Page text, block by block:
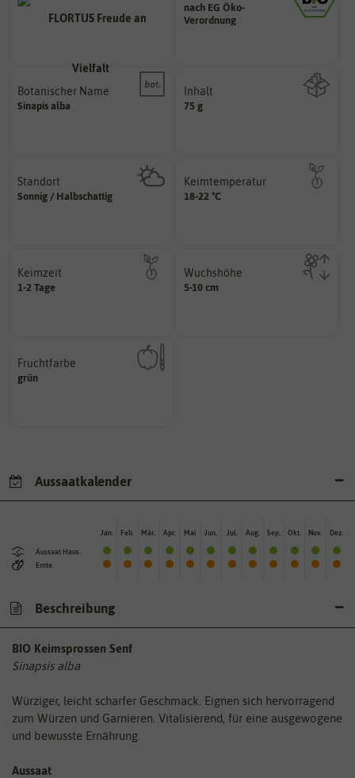
nach EG Öko-
Verordnung
den Richtlinien der biologischen
Landwirtschaft arbeiten.
Inhalt
75 g
Botanischer Name
Sinapis alba
Namen zur eindeutigen
Bestimmung der Pflanze.
Standort
Sonnig / Halbschattig
Pflanze? (schattig, halbschattig,
sonnig, vollsonnig)
Keimzeit
1-2 Tage
unter Idealbedingungen das
erste Keimblattpaar zeigt?
Keimtemperatur
18-22 °C
für die Keimung des Samenkorns
am idealsten?
Wuchshöhe
5-10 cm
kann unter Idealumständen
diese Größe erreichen.
Fruchtfarbe
grün
sie nach dem Reifungsprozess
hat.
Aussaatkalender
Aussaat Haus
Ernte
Jan. Feb. Mär. Apr. Mai Jun. Jul. Aug. Sep. Okt. Nov. Dez.
Beschreibung
BIO Keimsprossen Senf
Sinapsis alba
Würziger, leicht scharfer Geschmack. Eignen sich hervorragend
zum Würzen und Garnieren. Vitalisierend, für eine ausgewogene
und bewusste Ernährung.
Aussaat